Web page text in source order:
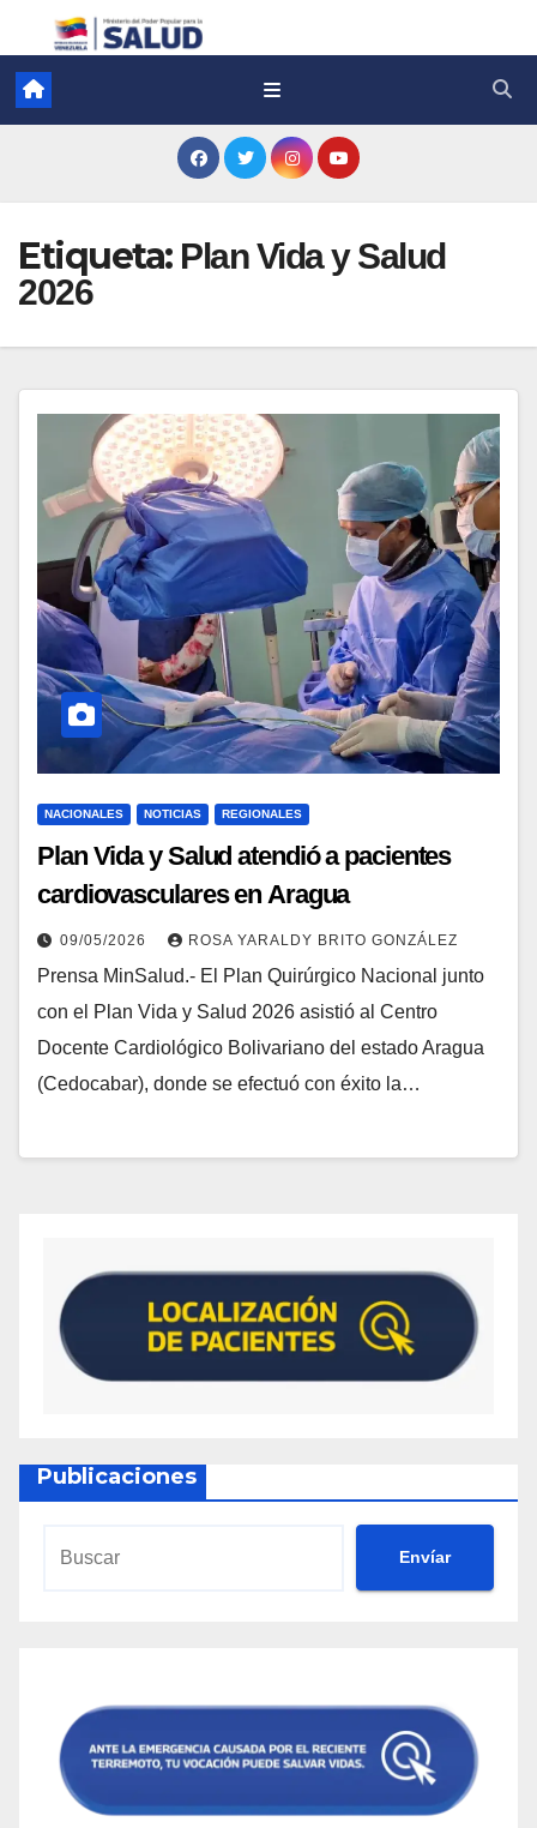
Etiqueta: Plan Vida y Salud
2026
NACIONALES NOTICIAS REGIONALES
Plan Vida y Salud atendió a pacientes
cardiovasculares en Aragua
09/05/2026 ROSA YARALDY BRITO GONZÁLEZ
Prensa MinSalud.- El Plan Quirúrgico Nacional junto
con el Plan Vida y Salud 2026 asistió al Centro
Docente Cardiológico Bolivariano del estado Aragua
(Cedocabar), donde se efectuó con éxito la…
Publicaciones
Envíar